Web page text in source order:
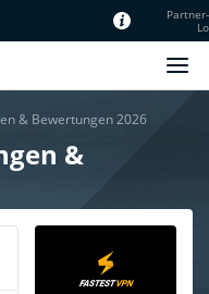
& Bewertungen 2026
&